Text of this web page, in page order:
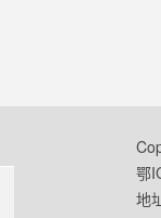
鄂
地